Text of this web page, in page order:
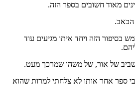
מאוד חשובים בספר הזה.
הכאב.
בסיפור הזה ויחד איתו מגיעים עוד
של אור, של משהו שמרכך מעט.
ספר אחר אותו לא צלחתי למרות שהוא